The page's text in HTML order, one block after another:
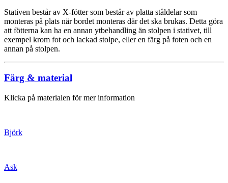
Stativen består av X-fötter som består av platta ståldelar som
monteras på plats när bordet monteras där det ska brukas. Detta göra
att fötterna kan ha en annan ytbehandling än stolpen i stativet, till
exempel krom fot och lackad stolpe, eller en färg på foten och en
annan på stolpen.
Färg & material
Klicka på materialen för mer information
Björk
Ask